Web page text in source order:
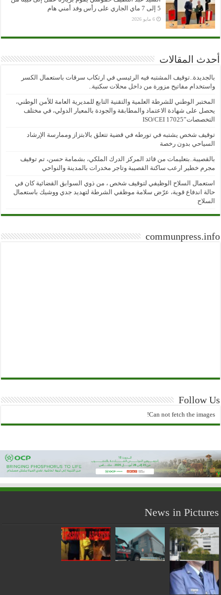
5 إلى 7 ماي الجاري على رأس وفد أمني هام
6 مايو 2026
أحدث المقالات
بالجديدة..توقيف المشتبه فيه الرئيسي في ارتكاب سرقات باستعمال الكسر
واستخدام مفاتيح مزورة من داخل محلات سكنية..
المختبر الوطني للشرطة العلمية والتقنية التابع للمديرية العامة للأمن الوطني،
يحصل على شهادة الاعتماد والمطابقة والجودة بالمعيار الدولي، في مختلف
التخصصات”ISO/CEI 17025
توقيف شخص يشتبه في تورطه في قضية تتعلق بالابتزاز وممارسة الإرشاد
السياحي بدون رخصة
بالقصيبة..بتعليمات من قائد المركز الدرك الملكي، بشمامة حسن، تم توقيف
مجرم خطير ارعب ساكنة القصيبة وتاجر مخدرات بالمدينة والنواحي
استعمال السلاح الوظيفي لتوقيف شخص ، من ذوي السوابق القضائية كان في
حالة اندفاع قوية، عرّض سلامة موظفي الشرطة لتهديد جدي ووشيك باستعمال
السلاح
communpress.info
Follow Us
Can not fetch the images!
News in Pictures